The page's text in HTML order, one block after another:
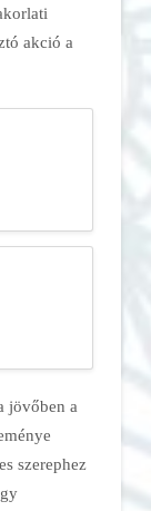
akció a
jövőben a
szerephez